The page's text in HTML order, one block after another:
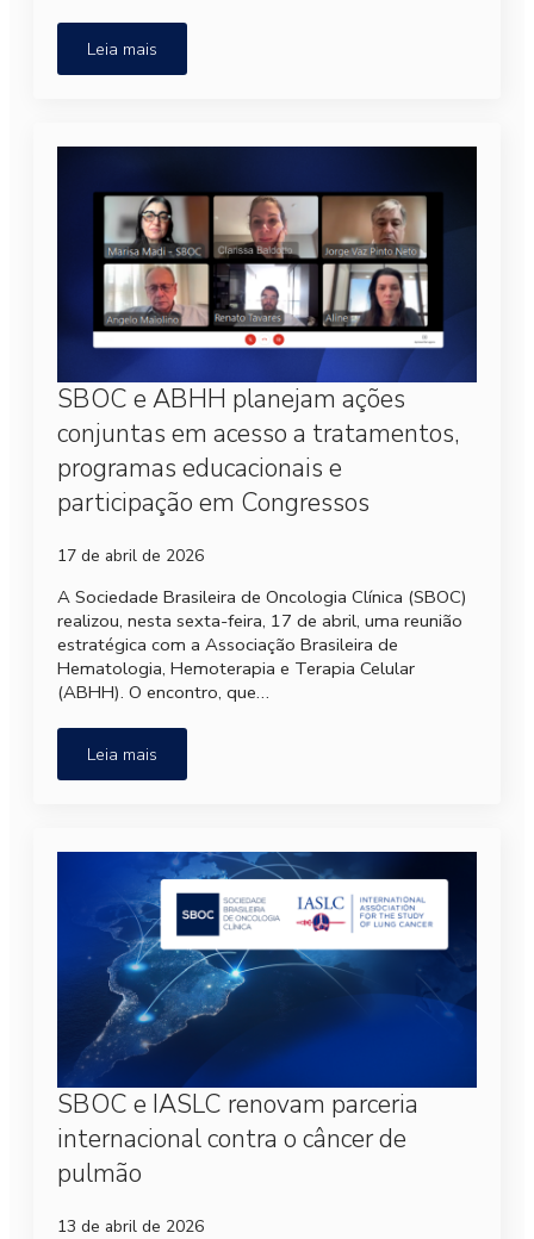
Leia mais
SBOC e ABHH planejam ações
conjuntas em acesso a tratamentos,
programas educacionais e
participação em Congressos
17 de abril de 2026
A Sociedade Brasileira de Oncologia Clínica (SBOC)
realizou, nesta sexta-feira, 17 de abril, uma reunião
estratégica com a Associação Brasileira de
Hematologia, Hemoterapia e Terapia Celular
(ABHH). O encontro, que…
Leia mais
SBOC e IASLC renovam parceria
internacional contra o câncer de
pulmão
13 de abril de 2026